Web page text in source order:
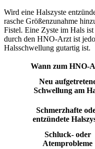
Wird eine Halszyste
rasche Größenzunahme
Fistel. Eine Zyste im Hals
durch den HNO-Arzt ist
Halsschwellung gutartig ist.
Wann zum HNO-
Neu
Schwellung am
Schmerzhafte
entzündete
Schluck- oder
Atemprobleme